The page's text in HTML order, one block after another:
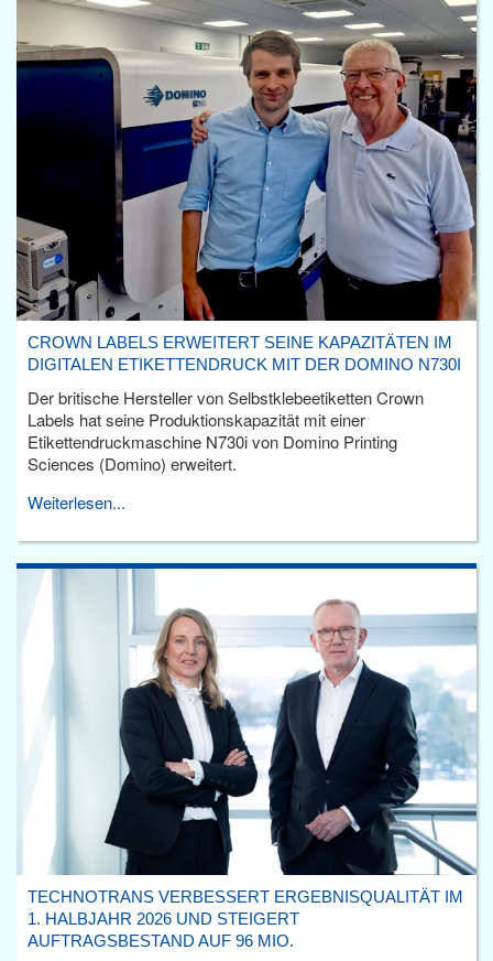
CROWN LABELS ERWEITERT SEINE KAPAZITÄTEN IM
DIGITALEN ETIKETTENDRUCK MIT DER DOMINO N730I
Der britische Hersteller von Selbstklebeetiketten Crown
Labels hat seine Produktionskapazität mit einer
Etikettendruckmaschine N730i von Domino Printing
Sciences (Domino) erweitert.
Weiterlesen...
TECHNOTRANS VERBESSERT ERGEBNISQUALITÄT IM
1. HALBJAHR 2026 UND STEIGERT
AUFTRAGSBESTAND AUF 96 MIO.